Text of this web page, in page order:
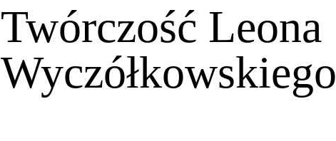
Twórczość Leona
Wyczółkowskiego